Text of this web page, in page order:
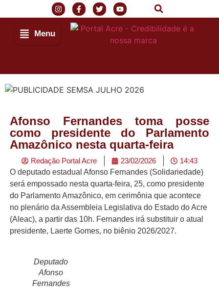
Menu
Início
Afonso Fernandes toma posse
como presidente do Parlamento
Amazônico nesta quarta-feira
Redação Portal Acre 23/02/2026
14:43
O deputado estadual Afonso Fernandes (Solidariedade)
será empossado nesta quarta-feira, 25, como presidente
do Parlamento Amazônico, em cerimônia que acontece
no plenário da Assembleia Legislativa do Estado do Acre
(Aleac), a partir das 10h. Fernandes irá substituir o atual
presidente, Laerte Gomes, no biênio 2026/2027.
Deputado
Afonso
Fernandes